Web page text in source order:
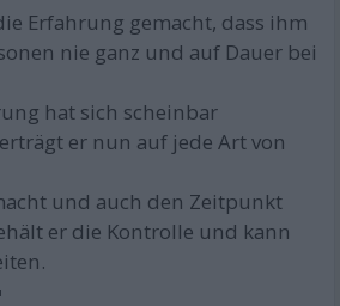
Erfahrung gemacht, dass ihm
nie ganz und auf Dauer bei
hat sich scheinbar
er nun auf jede Art von
und auch den Zeitpunkt
er die Kontrolle und kann